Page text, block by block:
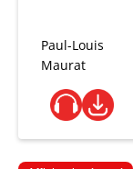
Paul-Louis
Maurat